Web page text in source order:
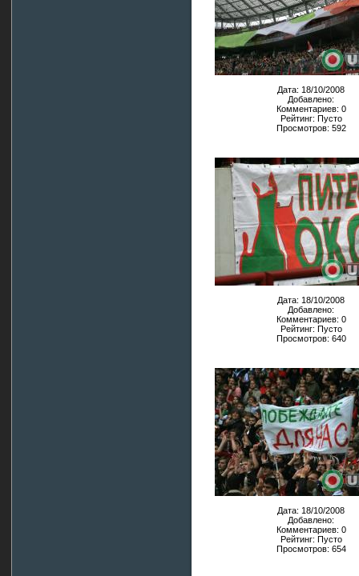
Дата: 18/10/2008
Добавлено:
Комментариев: 0
Рейтинг: Пусто
Просмотров: 592
Дата: 18/10/2008
Добавлено:
Комментариев: 0
Рейтинг: Пусто
Просмотров: 640
Дата: 18/10/2008
Добавлено:
Комментариев: 0
Рейтинг: Пусто
Просмотров: 654